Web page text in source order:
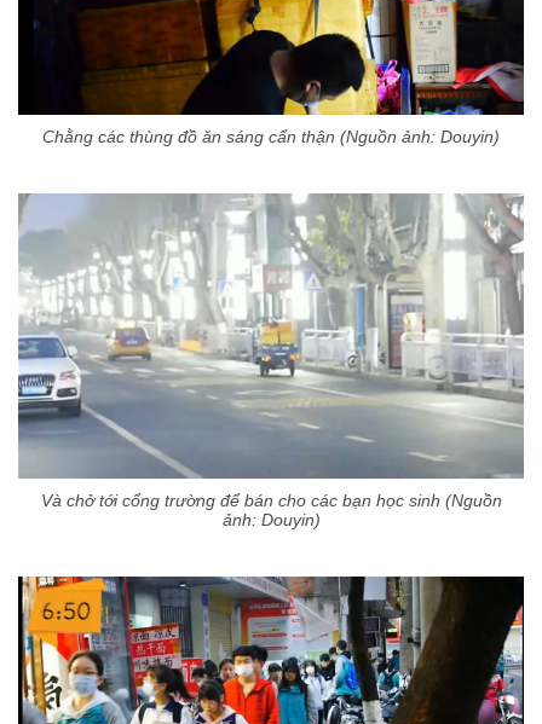
Chằng các thùng đồ ăn sáng cẩn thận (Nguồn ảnh: Douyin)
Và chở tới cổng trường để bán cho các bạn học sinh (Nguồn
ảnh: Douyin)